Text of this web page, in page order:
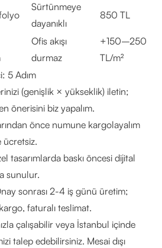
Sürtünmeye
dayanıklı
850 TL
Ofis akışı
durmaz
+150–250
TL/m²
5 Adım
(genişlik × yükseklik) iletin;
önerisini biz yapalım.
önce numune kargolayalım
tasarımlarda baskı öncesi dijital
sunulur.
sonrası 2-4 iş günü üretim;
faturalı teslimat.
çalışabilir veya İstanbul içinde
talep edebilirsiniz. Mesai dışı